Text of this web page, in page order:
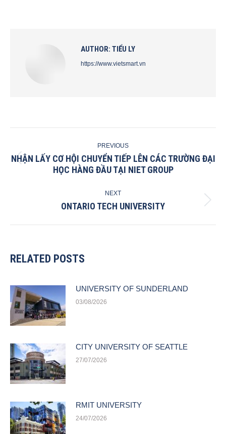
AUTHOR: TIỂU LY
https://www.vietsmart.vn
NAVIGATION
PREVIOUS
Previous
post:
NHẬN LẤY CƠ HỘI CHUYỂN TIẾP LÊN CÁC TRƯỜNG ĐẠI
HỌC HÀNG ĐẦU TẠI NIET GROUP
NEXT
Next
ONTARIO TECH UNIVERSITY
RELATED POSTS
UNIVERSITY OF SUNDERLAND
03/08/2026
CITY UNIVERSITY OF SEATTLE
27/07/2026
RMIT UNIVERSITY
24/07/2026